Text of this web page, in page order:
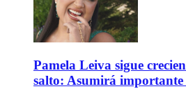
Pamela Leiva sigue
salto: Asumirá